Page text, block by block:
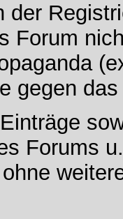
der
Forum
gegen
Forums